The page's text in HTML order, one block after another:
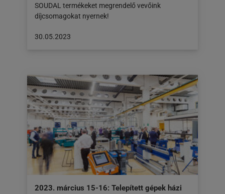
SOUDAL termékeket megrendelő vevőink
díjcsomagokat nyernek!
A
honlapon
jelent
meg:
30.05.2023
30.05.2023
2023. március 15-16: Telepített gépek házi